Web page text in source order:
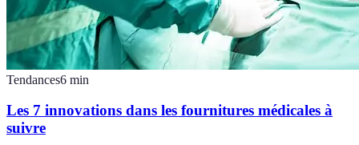
Tendances6 min
Les 7 innovations dans les fournitures médicales à
suivre